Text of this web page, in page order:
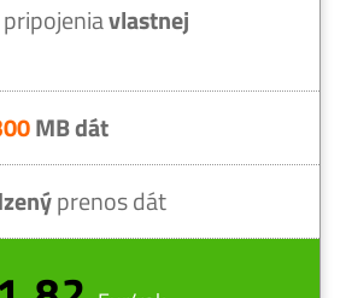
vlastnej
MB dát
prenos dát